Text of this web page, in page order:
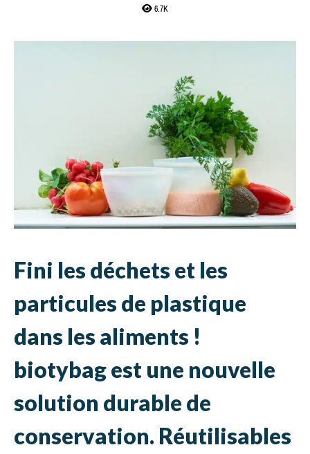
6.7K
Fini les déchets et les
particules de plastique
dans les aliments !
biotybag est une nouvelle
solution durable de
conservation. Réutilisables